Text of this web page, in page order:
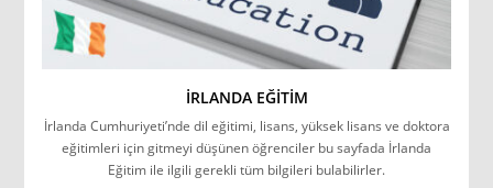
İRLANDA EĞITIM
İrlanda Cumhuriyeti’nde dil eğitimi, lisans, yüksek lisans ve doktora
eğitimleri için gitmeyi düşünen öğrenciler bu sayfada İrlanda
Eğitim ile ilgili gerekli tüm bilgileri bulabilirler.